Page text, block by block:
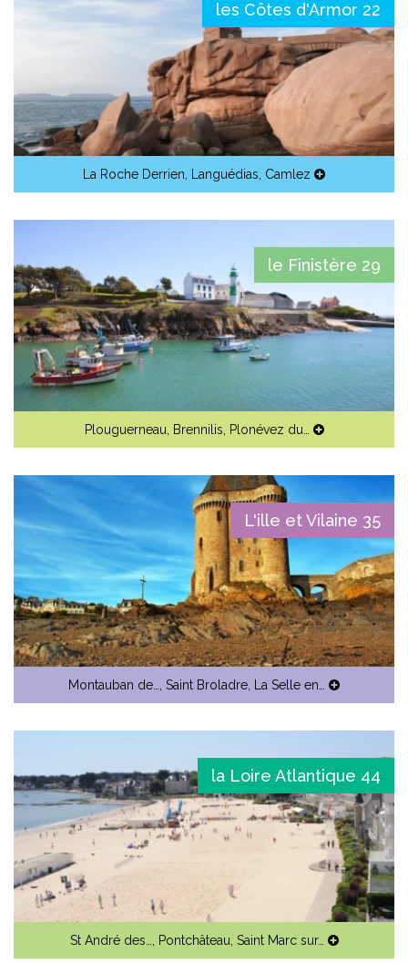
les Côtes d'Armor 22
La Roche Derrien, Languédias, Camlez
le Finistère 29
Plouguerneau, Brennilis, Plonévez du…
L'ille et Vilaine 35
Montauban de…, Saint Broladre, La Selle en…
la Loire Atlantique 44
St André des…, Pontchâteau, Saint Marc sur…